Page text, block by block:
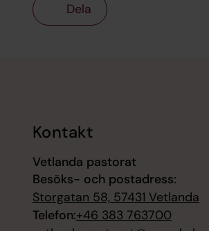
Dela
Kontakt
Vetlanda pastorat
Besöks- och postadress:
Storgatan 58, 57431 Vetlanda
Telefon:+46 383 763700